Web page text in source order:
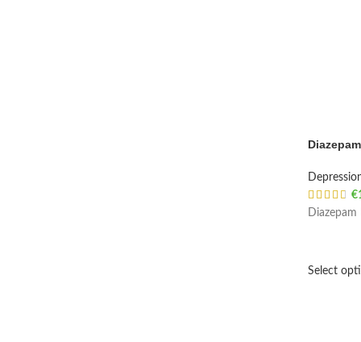
€
Select